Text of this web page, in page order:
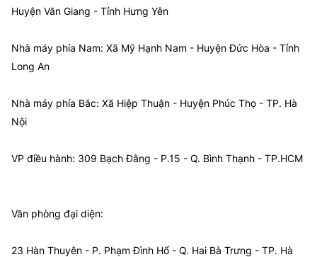
Huyện Văn Giang - Tỉnh Hưng Yên
Nhà máy phía Nam: Xã Mỹ Hạnh Nam - Huyện Đức Hòa - Tỉnh
Long An
Nhà máy phía Bắc: Xã Hiệp Thuận - Huyện Phúc Thọ - TP. Hà
Nội
VP điều hành: 309 Bạch Đằng - P.15 - Q. Bình Thạnh - TP.HCM
Văn phòng đại diện:
23 Hàn Thuyên - P. Phạm Đình Hổ - Q. Hai Bà Trưng - TP. Hà